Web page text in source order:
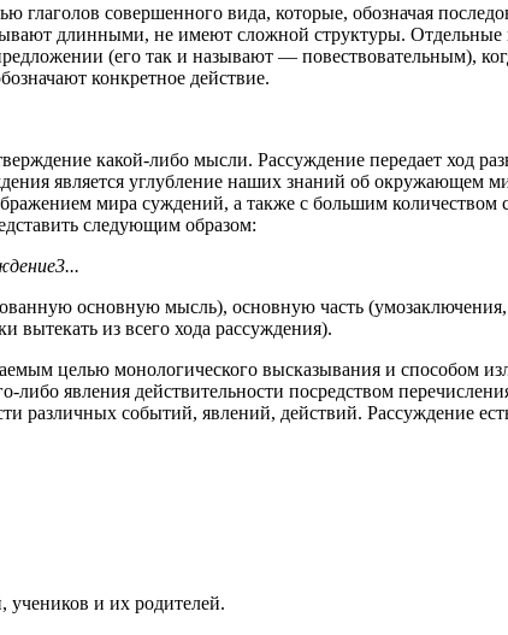
глаголов совершенного вида, которые, обозначая
длинными, не имеют сложной структуры. Отдельные
(его так и называют — повествовательным),
конкретное действие.
какой-либо мысли. Рассуждение передает ход
является углубление наших знаний об окружающем
мира суждений, а также с большим
следующим образом:
основную мысль), основную часть
вытекать из всего хода рассуждения).
целью монологического высказывания и способом
явления действительности посредством
различных событий, явлений, действий. Рассуждение
учеников и их родителей.